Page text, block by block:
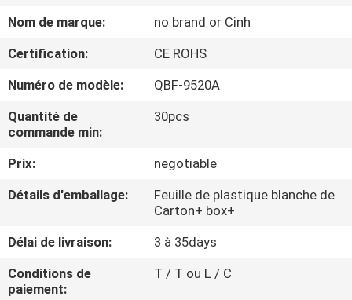
AU
SUJET
NOUS
D'USINE
DE
QUALITÉ
Nom de marque:
no brand or Cinh
Certification:
CE ROHS
Numéro de modèle:
QBF-9520A
Quantité de
commande min:
30pcs
Prix:
negotiable
Détails d'emballage:
Feuille de plastique blanche de
Carton+ box+
Délai de livraison:
3 à 35days
Conditions de
paiement:
T / T ou L / C